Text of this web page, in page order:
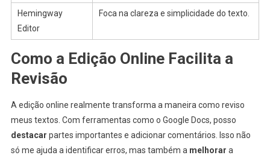
Hemingway
Editor
Foca na clareza e simplicidade do texto.
Como a Edição Online Facilita a
Revisão
A edição online realmente transforma a maneira como reviso
meus textos. Com ferramentas como o Google Docs, posso
destacar partes importantes e adicionar comentários. Isso não
só me ajuda a identificar erros, mas também a melhorar a